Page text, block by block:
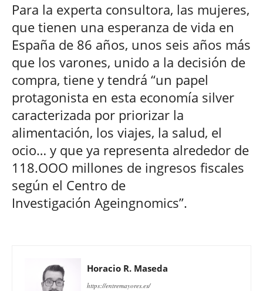
Para la experta consultora, las mujeres,
que tienen una esperanza de vida en
España de 86 años, unos seis años más
que los varones, unido a la decisión de
compra, tiene y tendrá “un papel
protagonista en esta economía silver
caracterizada por priorizar la
alimentación, los viajes, la salud, el
ocio… y que ya representa alrededor de
118.OOO millones de ingresos fiscales
según el Centro de
Investigación Ageingnomics”.
Horacio R. Maseda
https://entremayores.es/